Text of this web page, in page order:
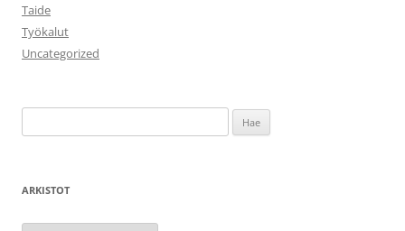
Taide
Työkalut
Uncategorized
ARKISTOT